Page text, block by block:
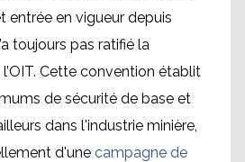
entrée en vigueur depuis
toujours pas ratifié la
Cette convention établit
de sécurité de base et
dans l'industrie minière,
d'une campagne de